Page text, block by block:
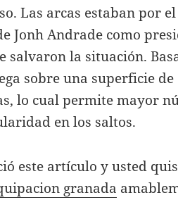
Las arcas estaban por
Jonh Andrade como
salvaron la situación.
sobre una superficie
lo cual permite mayor
en los saltos.
este artículo y usted
granada